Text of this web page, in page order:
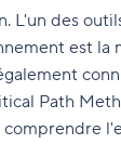
L'un des
est la
Path